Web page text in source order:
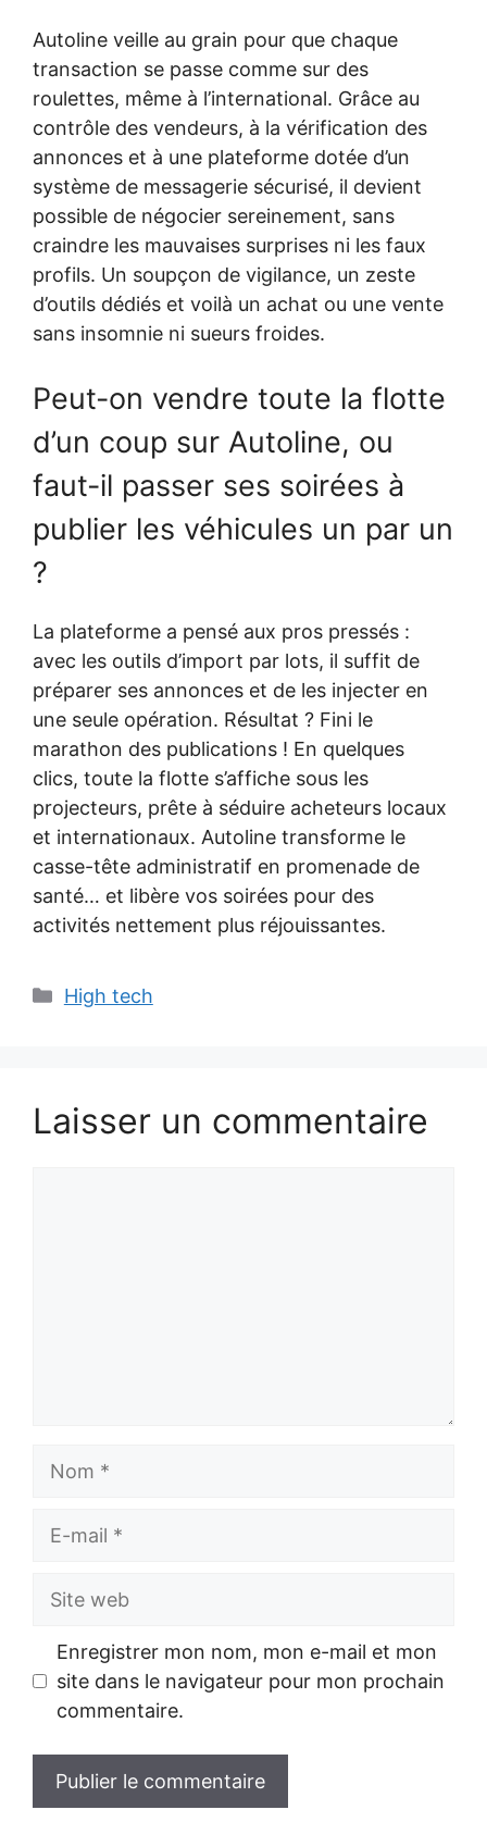
Autoline veille au grain pour que chaque
transaction se passe comme sur des
roulettes, même à l’international. Grâce au
contrôle des vendeurs, à la vérification des
annonces et à une plateforme dotée d’un
système de messagerie sécurisé, il devient
possible de négocier sereinement, sans
craindre les mauvaises surprises ni les faux
profils. Un soupçon de vigilance, un zeste
d’outils dédiés et voilà un achat ou une vente
sans insomnie ni sueurs froides.
Peut-on vendre toute la flotte
d’un coup sur Autoline, ou
faut-il passer ses soirées à
publier les véhicules un par un
?
La plateforme a pensé aux pros pressés :
avec les outils d’import par lots, il suffit de
préparer ses annonces et de les injecter en
une seule opération. Résultat ? Fini le
marathon des publications ! En quelques
clics, toute la flotte s’affiche sous les
projecteurs, prête à séduire acheteurs locaux
et internationaux. Autoline transforme le
casse-tête administratif en promenade de
santé… et libère vos soirées pour des
activités nettement plus réjouissantes.
Catégories
High tech
Laisser un commentaire
Site
Enregistrer mon nom, mon e-mail et mon
site dans le navigateur pour mon prochain
commentaire.